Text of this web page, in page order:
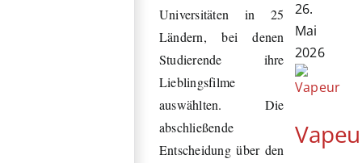
Universitäten in 25
Ländern, bei denen
Studierende ihre
Lieblingsfilme
auswählten. Die
abschließende
Entscheidung über den
26.
Mai
2026